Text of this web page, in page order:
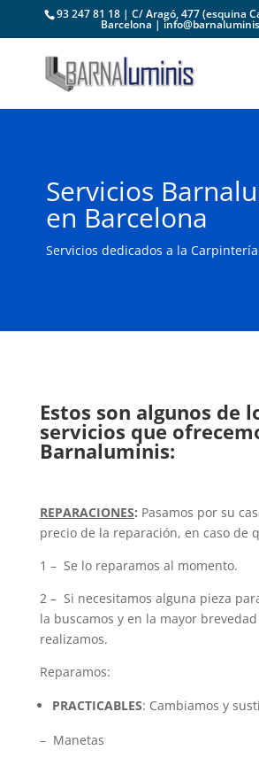
93 247 81 18 | C/ Aragó, 477 (esquina
Barcelona |
Servicios
en Barcelona
Servicios dedicados a la
Estos son algunos de
servicios que
Barnaluminis:
REPARACIONES: Pasamos por su
precio de la reparación, en caso de
1 – Se lo reparamos al momento.
2 – Si necesitamos alguna pieza
la buscamos y en la mayor
realizamos.
Reparamos:
PRACTICABLES: Cambiamos y
– Manetas